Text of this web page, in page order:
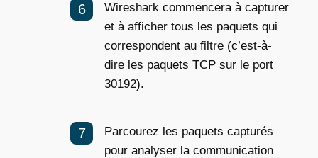
Wireshark commencera à capturer
et à afficher tous les paquets qui
correspondent au filtre (c’est-à-
dire les paquets TCP sur le port
30192).
Parcourez les paquets capturés
pour analyser la communication